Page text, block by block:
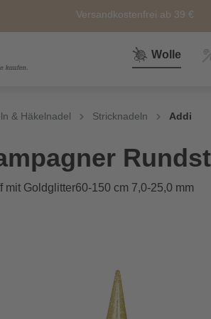
Versandkostenfrei ab 39 €
Wolle
Neuheiten
Sockenwolle
Zubehör
Nähkörbe &
Nähkästen
Ersatz und
Reperatur
Themen
& Häkelnadel Stricknadeln Addi
mit Goldglitter60-150 cm 7,0-25,0 mm